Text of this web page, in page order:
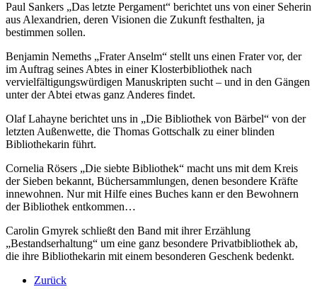
Paul Sankers „Das letzte Pergament“ berichtet uns von einer Seherin
aus Alexandrien, deren Visionen die Zukunft festhalten, ja
bestimmen sollen.
Benjamin Nemeths „Frater Anselm“ stellt uns einen Frater vor, der
im Auftrag seines Abtes in einer Klosterbibliothek nach
vervielfältigungswürdigen Manuskripten sucht – und in den Gängen
unter der Abtei etwas ganz Anderes findet.
Olaf Lahayne berichtet uns in „Die Bibliothek von Bärbel“ von der
letzten Außenwette, die Thomas Gottschalk zu einer blinden
Bibliothekarin führt.
Cornelia Rösers „Die siebte Bibliothek“ macht uns mit dem Kreis
der Sieben bekannt, Büchersammlungen, denen besondere Kräfte
innewohnen. Nur mit Hilfe eines Buches kann er den Bewohnern
der Bibliothek entkommen…
Carolin Gmyrek schließt den Band mit ihrer Erzählung
„Bestandserhaltung“ um eine ganz besondere Privatbibliothek ab,
die ihre Bibliothekarin mit einem besonderen Geschenk bedenkt.
Zurück